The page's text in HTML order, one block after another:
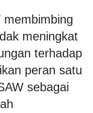
membimbing
meningkat
terhadap
peran satu
sebagai